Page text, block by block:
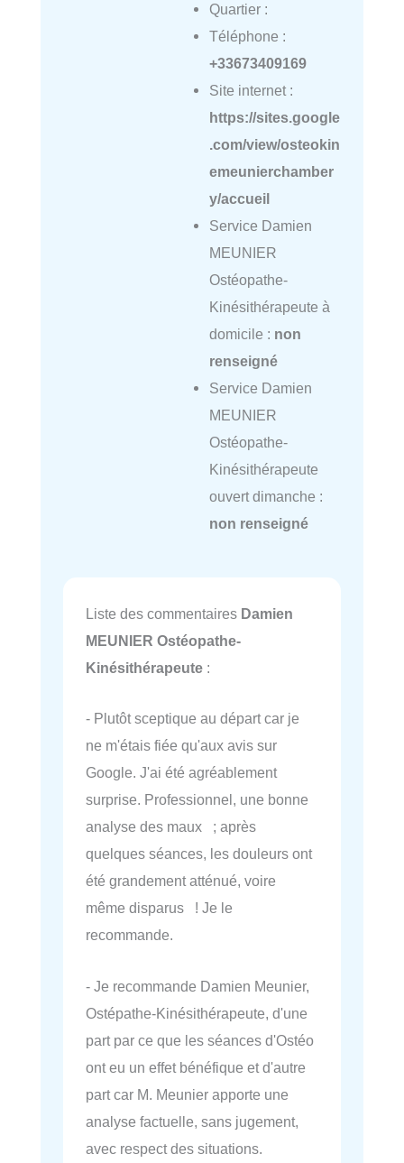
Quartier :
Téléphone :
+33673409169
Site internet :
https://sites.google
.com/view/osteokin
emeunierchamber
y/accueil
Service Damien
MEUNIER
Ostéopathe-
Kinésithérapeute à
domicile : non
renseigné
Service Damien
MEUNIER
Ostéopathe-
Kinésithérapeute
ouvert dimanche :
non renseigné
Liste des commentaires Damien
MEUNIER Ostéopathe-
Kinésithérapeute :
- Plutôt sceptique au départ car je
ne m'étais fiée qu'aux avis sur
Google. J'ai été agréablement
surprise. Professionnel, une bonne
analyse des maux ; après
quelques séances, les douleurs ont
été grandement atténué, voire
même disparus ! Je le
recommande.
- Je recommande Damien Meunier,
Ostépathe-Kinésithérapeute, d'une
part par ce que les séances d'Ostéo
ont eu un effet bénéfique et d'autre
part car M. Meunier apporte une
analyse factuelle, sans jugement,
avec respect des situations.